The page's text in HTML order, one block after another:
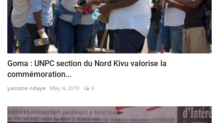
Goma : UNPC section du Nord Kivu valorise la
commémoration...
yassine ndaye May 4, 2019 0